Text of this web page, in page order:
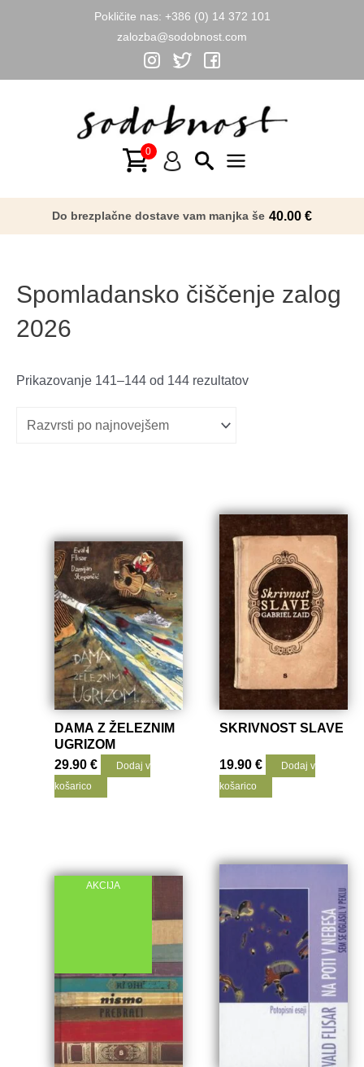
Pokličite nas: +386 (0) 14 372 101
zalozba@sodobnost.com
Menu
Do brezplačne dostave vam manjka še 40.00 €
Spomladansko čiščenje zalog
2026
Prikazovanje 141–144 od 144 rezultatovRazvrščeno
DAMA Z ŽELEZNIM
UGRIZOM
29.90€
Dodaj v
košarico
SKRIVNOST SLAVE
19.90€
Dodaj v
košarico
AKCIJA